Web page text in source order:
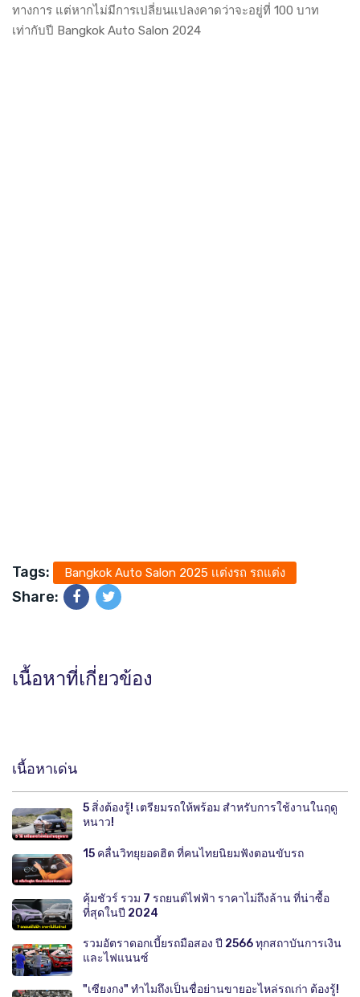
ทางการ แต่หากไม่มีการเปลี่ยนแปลงคาดว่าจะอยู่ที่ 100 บาท
เท่ากับปี Bangkok Auto Salon 2024
Tags: Bangkok Auto Salon 2025 เเต่งรถ รถแต่ง
Share:
เนื้อหาที่เกี่ยวข้อง
เนื้อหาเด่น
5 สิ่งต้องรู้! เตรียมรถให้พร้อม สำหรับการใช้งานในฤดู
หนาว!
15 คลื่นวิทยุยอดฮิต ที่คนไทยนิยมฟังตอนขับรถ
คุ้มชัวร์ รวม 7 รถยนต์ไฟฟ้า ราคาไม่ถึงล้าน ที่น่าซื้อ
ที่สุดในปี 2024
รวมอัตราดอกเบี้ยรถมือสอง ปี 2566 ทุกสถาบันการเงิน
และไฟแนนซ์
"เซียงกง" ทำไมถึงเป็นชื่อย่านขายอะไหล่รถเก่า ต้องรู้!